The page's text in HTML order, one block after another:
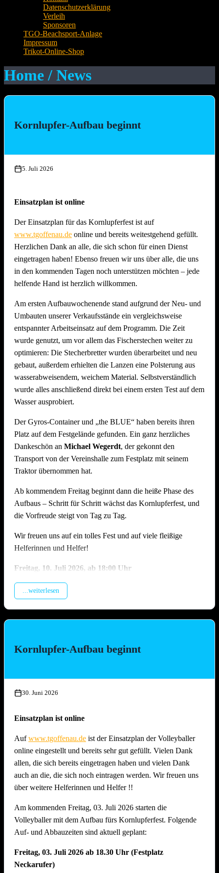
Datenschutzerklärung
Verleih
Sponsoren
TGO-Beachsport-Anlage
Impressum
Trikot-Online-Shop
Home / News
Kornlupfer-Aufbau beginnt
5. Juli 2026
Einsatzplan ist online
Der Einsatzplan für das Kornlupferfest ist auf
www.tgoffenau.de online und bereits weitestgehend gefüllt.
Herzlichen Dank an alle, die sich schon für einen Dienst
eingetragen haben! Ebenso freuen wir uns über alle, die uns
in den kommenden Tagen noch unterstützen möchten – jede
helfende Hand ist herzlich willkommen.
Am ersten Aufbauwochenende stand aufgrund der Neu- und
Umbauten unserer Verkaufsstände ein vergleichsweise
entspannter Arbeitseinsatz auf dem Programm. Die Zeit
wurde genutzt, um vor allem das Fischerstechen weiter zu
optimieren: Die Stecherbretter wurden überarbeitet und neu
gebaut, außerdem erhielten die Lanzen eine Polsterung aus
wasserabweisendem, weichem Material. Selbstverständlich
wurde alles anschließend direkt bei einem ersten Test auf dem
Wasser ausprobiert.
Der Gyros-Container und „the BLUE“ haben bereits ihren
Platz auf dem Festgelände gefunden. Ein ganz herzliches
Dankeschön an Michael Wegerdt, der gekonnt den
Transport von der Vereinshalle zum Festplatz mit seinem
Traktor übernommen hat.
Ab kommendem Freitag beginnt dann die heiße Phase des
Aufbaus – Schritt für Schritt wächst das Kornlupferfest, und
die Vorfreude steigt von Tag zu Tag.
Wir freuen uns auf ein tolles Fest und auf viele fleißige
Helferinnen und Helfer!
Freitag, 10. Juli 2026, ab 18:00 Uhr
Vereinshalle).
Verkabelung (Hauptaufbautag !!)
Aufbau Bühne, Herstellung Tzatziki (Vereinsküche Saline)
Gläserreinigung, Infrastruktur, Bierwagen, Aufstellung
Beleuchtung
Freitag, 17. Juli 2026 ab 16.00 Uhr
Restarbeiten, Fertigstellung Gelände und Inbetriebnahme
technische Gerätschaften
Samstag, 18. Juli 2026 ab 09.00 Uhr
Dekoration Festplatz, Preisaushang, Herstellung Salate
Dienstag, 21. Juli 2026 ab 09.00 Uhr
...weiterlesen
Kornlupfer-Aufbau beginnt
30. Juni 2026
Einsatzplan ist online
Aufwww.tgoffenau.de ist der Einsatzplan der Volleyballer
online eingestellt und bereits sehr gut gefüllt. Vielen Dank
allen, die sich bereits eingetragen haben und vielen Dank
auch an die, die sich noch eintragen werden. Wir freuen uns
über weitere Helferinnen und Helfer !!
Am kommenden Freitag, 03. Juli 2026 starten die
Volleyballer mit dem Aufbau fürs Kornlupferfest. Folgende
Auf- und Abbauzeiten sind aktuell geplant:
Freitag, 03. Juli 2026 ab 18.30 Uhr (Festplatz
Neckarufer)